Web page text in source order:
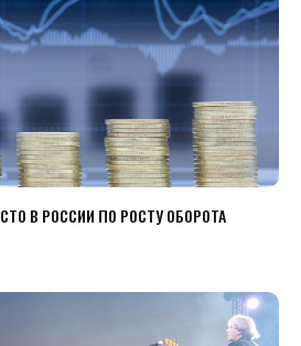
В РОССИИ ПО РОСТУ ОБОРОТА